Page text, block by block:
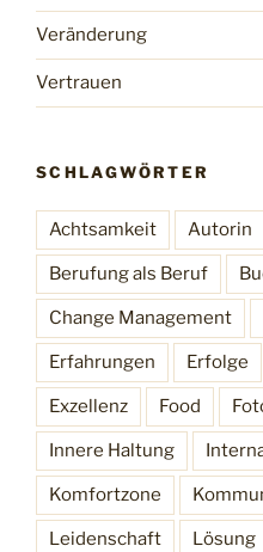
Veränderung
Vertrauen
SCHLAGWÖRTER
Achtsamkeit Autorin
Berufung als Beruf
Change Management
Erfahrungen Erfolge
Exzellenz Food
Innere Haltung
Komfortzone
Leidenschaft Lösung